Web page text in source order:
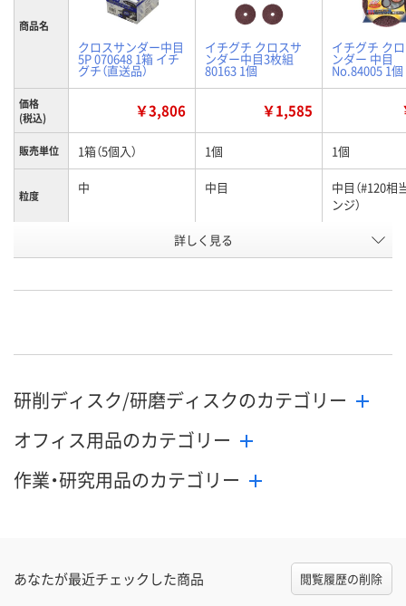
商品名
クロスサンダー中目
5P 070648 1箱 イチ
グチ（直送品）
イチグチ クロスサ
ンダー中目3枚組
80163 1個
イチグチ ク
ンダー 中目
No.84005 1個
価格
(税込)
￥3,806 ￥1,585
販売単位 1箱（5個入） 1個 1個
粒度 中 中目
中目（#120相
ンジ）
EP44463 U583388
販売停止中です
カゴへ
詳しく見る
研削ディスク/研磨ディスクのカテゴリー
オフィス用品のカテゴリー
作業・研究用品のカテゴリー
あなたが最近チェックした商品 閲覧履歴の削除